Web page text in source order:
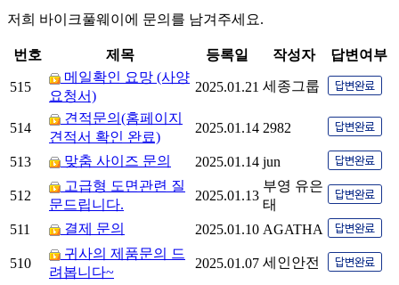
저희 바이크풀웨이에 문의를 남겨주세요.
번호 제목 등록일 작성자 답변여부
515
메일확인 요망 (사양
요청서)
2025.01.21 세종그룹
514
견적문의(홈페이지
견적서 확인 완료)
2025.01.14 2982
513 맞춤 사이즈 문의 2025.01.14 jun
512
고급형 도면관련 질
문드립니다.
2025.01.13
부영 유은
태
511
결제 문의 2025.01.10 AGATHA
510
귀사의 제품문의 드
려봅니다~
2025.01.07 세인안전